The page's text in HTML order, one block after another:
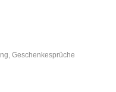
Geschenkesprüche